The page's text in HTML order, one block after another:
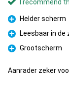
I recommend
Pro
Helder scherm
Pro
Leesbaar in de
Pro
Grootscherm
Aanrader zeker